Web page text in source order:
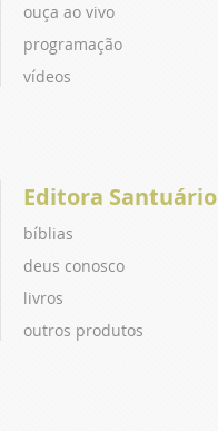
ouça ao vivo
programação
vídeos
Editora Santuário
bíblias
deus conosco
livros
outros produtos